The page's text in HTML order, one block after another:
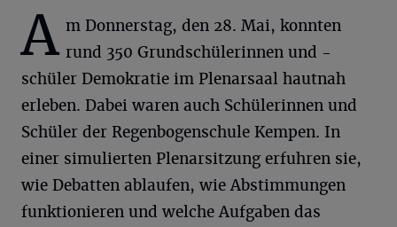
A m Donnerstag, den 28. Mai, konnten
rund 350 Grundschülerinnen und -
schüler Demokratie im Plenarsaal hautnah
erleben. Dabei waren auch Schülerinnen und
Schüler der Regenbogenschule Kempen. In
einer simulierten Plenarsitzung erfuhren sie,
wie Debatten ablaufen, wie Abstimmungen
funktionieren und welche Aufgaben das